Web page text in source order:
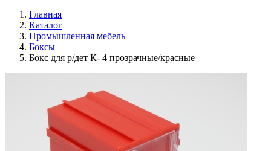
Главная
Каталог
Промышленная мебель
Боксы
Бокс для р/дет К- 4 прозрачные/красные